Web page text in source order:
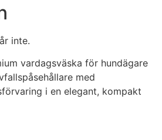
inte.
vardagsväska för hundägare
med
i en elegant, kompakt